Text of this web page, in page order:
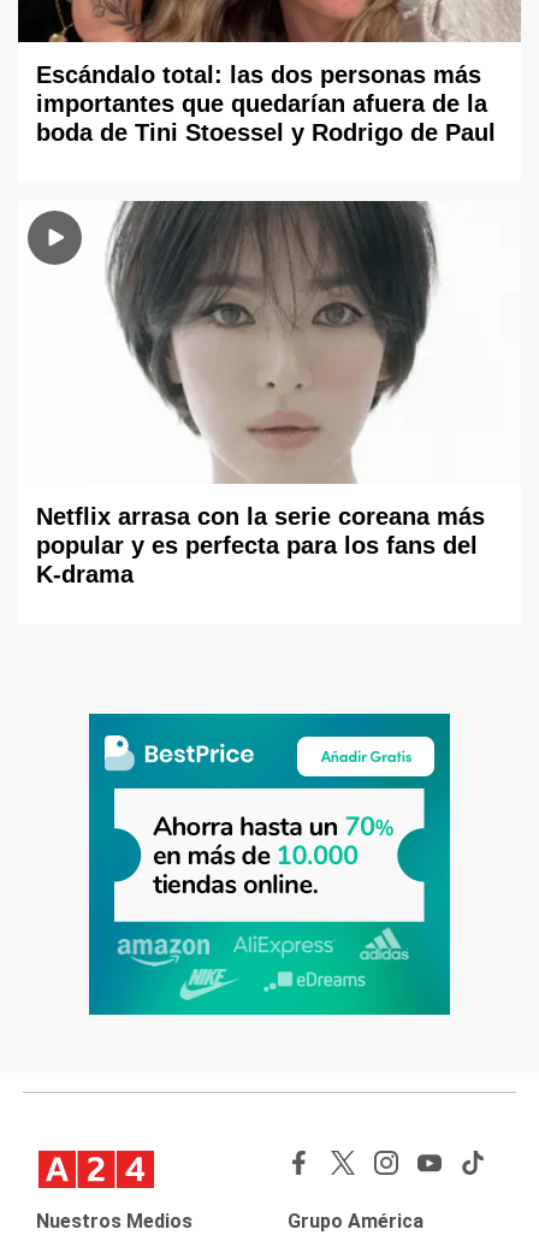
Escándalo total: las dos personas más
importantes que quedarían afuera de la
boda de Tini Stoessel y Rodrigo de Paul
Netflix arrasa con la serie coreana más
popular y es perfecta para los fans del
K-drama
Nuestros Medios Grupo América